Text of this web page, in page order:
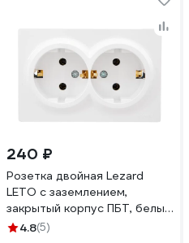
240 ₽
Розетка двойная Lezard
LETO с заземлением,
закрытый корпус ПБТ, белый
752-0200-127B
4.8(5)